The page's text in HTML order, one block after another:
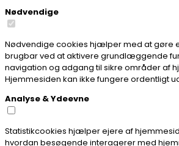
Nødvendige
Nødvendige cookies hjælper med at gøre
brugbar ved at aktivere grundlæggende
navigation og adgang til sikre områder af
Hjemmesiden kan ikke fungere ordentligt
Analyse & Ydeevne
Statistikcookies hjælper ejere af
hvordan besøgende interagerer med